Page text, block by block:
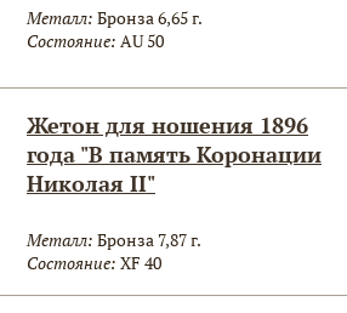
Металл: Бронза 6,65 г.
Состояние: AU 50
Жетон для ношения 1896
года "В память Коронации
Николая II"
Металл: Бронза 7,87 г.
Состояние: XF 40